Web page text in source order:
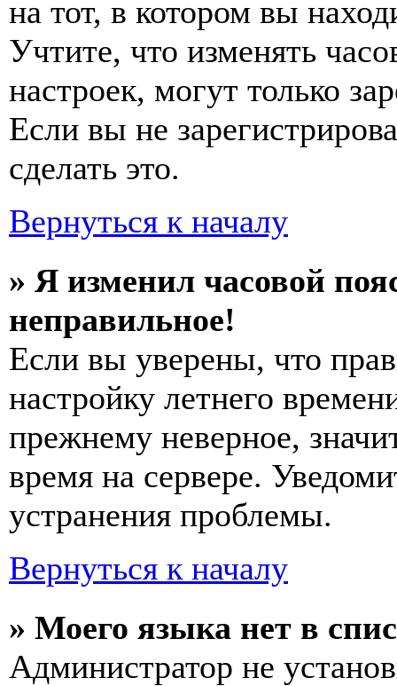
на тот, в котором вы
Учтите, что изменять
настроек, могут только
Если вы не
сделать это.
Вернуться к началу
» Я изменил часовой
неправильное!
Если вы уверены, что
настройку летнего
прежнему неверное,
время на сервере.
устранения проблемы.
Вернуться к началу
» Моего языка нет в
Администратор не